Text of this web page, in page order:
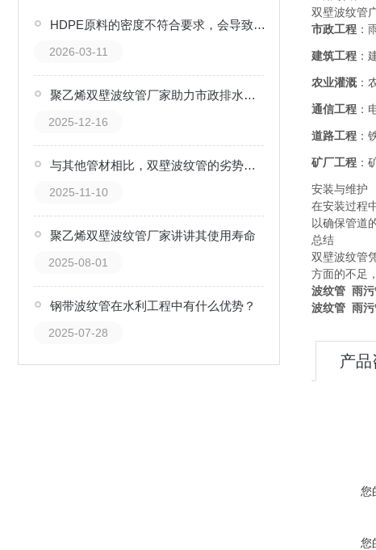
双壁波纹管
市政工程 ：
建筑工程 ：
农业灌溉：
通信工程 ：
道路工程 ：
矿厂工程 ：
安装与维护
在安装过程
以确保管道
总结
双壁波纹管
方面的不足
波纹管 雨
波纹管 雨
产品
您
您
HDPE原料的密度不符合要求，会导致管材出现哪些质量缺陷？
2026-03-11
聚乙烯双壁波纹管厂家助力市政排水系统升级
2025-12-16
与其他管材相比，双壁波纹管的劣势是什么？
2025-11-10
聚乙烯双壁波纹管厂家讲讲其使用寿命
2025-08-01
钢带波纹管在水利工程中有什么优势？
2025-07-28